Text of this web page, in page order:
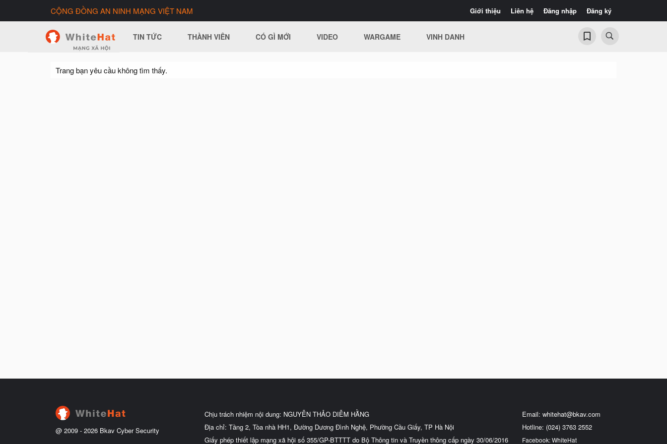
Giới thiệu Liên hệ Đăng nhập Đăng ký
CỘNG ĐỒNG AN NINH MẠNG VIỆT NAM
TIN TỨC THÀNH VIÊN CÓ GÌ MỚI VIDEO WARGAME VINH DANH
Trang bạn yêu cầu không tìm thấy.
@ 2009 - 2026 Bkav Cyber Security
Chịu trách nhiệm nội dung: NGUYỄN THẢO DIỄM HẰNG
Địa chỉ: Tầng 2, Tòa nhà HH1, Đường Dương Đình Nghệ, Phường Cầu Giấy, TP Hà Nội
Giấy phép thiết lập mạng xã hội số 355/GP-BTTTT do Bộ Thông tin và Truyền thông cấp ngày 30/06/2016
Email: whitehat@bkav.com
Hotline: (024) 3763 2552
Facebook: WhiteHat